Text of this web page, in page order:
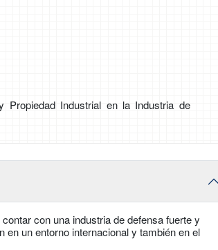
Propiedad Industrial en la Industria de
con una industria de defensa fuerte y
un entorno internacional y también en el